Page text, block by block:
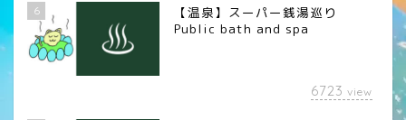
6
【温泉】スーパー銭湯巡り
Public bath and spa
6723 view